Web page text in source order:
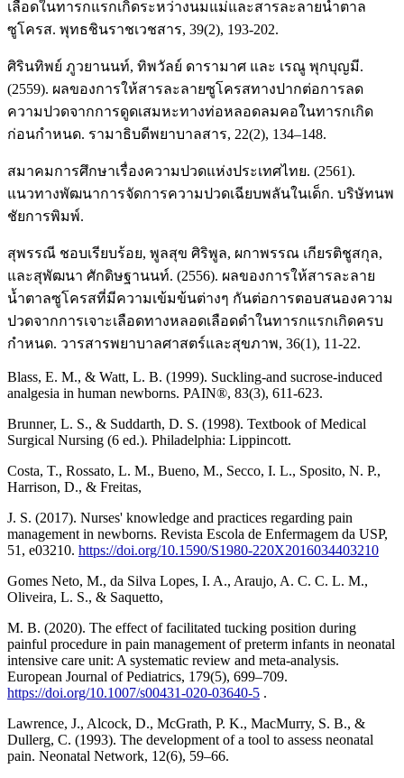
เลือดในทารกแรกเกิดระหว่างนมแม่และสารละลายน้ำตาล
ซูโครส. พุทธชินราชเวชสาร, 39(2), 193-202.
ศิรินทิพย์ ภูวยานนท์, ทิพวัลย์ ดารามาศ และ เรณู พุกบุญมี.
(2559). ผลของการให้สารละลายซูโครสทางปากต่อการลด
ความปวดจากการดูดเสมหะทางท่อหลอดลมคอในทารกเกิด
ก่อนกำหนด. รามาธิบดีพยาบาลสาร, 22(2), 134–148.
สมาคมการศึกษาเรื่องความปวดแห่งประเทศไทย. (2561).
แนวทางพัฒนาการจัดการความปวดเฉียบพลันในเด็ก. บริษัทนพ
ชัยการพิมพ์.
สุพรรณี ชอบเรียบร้อย, พูลสุข ศิริพูล, ผกาพรรณ เกียรติชูสกุล,
และสุพัฒนา ศักดิษฐานนท์. (2556). ผลของการให้สารละลาย
น้ำตาลซูโครสที่มีความเข้มข้นต่างๆ กันต่อการตอบสนองความ
ปวดจากการเจาะเลือดทางหลอดเลือดดำในทารกแรกเกิดครบ
กำหนด. วารสารพยาบาลศาสตร์และสุขภาพ, 36(1), 11-22.
Blass, E. M., & Watt, L. B. (1999). Suckling-and sucrose-induced
analgesia in human newborns. PAIN®, 83(3), 611-623.
Brunner, L. S., & Suddarth, D. S. (1998). Textbook of Medical
Surgical Nursing (6 ed.). Philadelphia: Lippincott.
Costa, T., Rossato, L. M., Bueno, M., Secco, I. L., Sposito, N. P.,
Harrison, D., & Freitas,
J. S. (2017). Nurses' knowledge and practices regarding pain
management in newborns. Revista Escola de Enfermagem da USP,
51, e03210. https://doi.org/10.1590/S1980-220X2016034403210
Gomes Neto, M., da Silva Lopes, I. A., Araujo, A. C. C. L. M.,
Oliveira, L. S., & Saquetto,
M. B. (2020). The effect of facilitated tucking position during
painful procedure in pain management of preterm infants in neonatal
intensive care unit: A systematic review and meta-analysis.
European Journal of Pediatrics, 179(5), 699–709.
https://doi.org/10.1007/s00431-020-03640-5 .
Lawrence, J., Alcock, D., McGrath, P. K., MacMurry, S. B., &
Dullerg, C. (1993). The development of a tool to assess neonatal
pain. Neonatal Network, 12(6), 59–66.